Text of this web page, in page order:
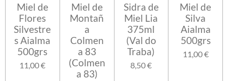
Miel de
Flores
Silvestre
s Aialma
500grs
11,00 €
Miel de
Montañ
a
Colmen
a 83
(Colmen
a 83)
Sidra de
Miel Lia
375ml
(Val do
Traba)
8,50 €
Miel de
Silva
Aialma
500grs
11,00 €